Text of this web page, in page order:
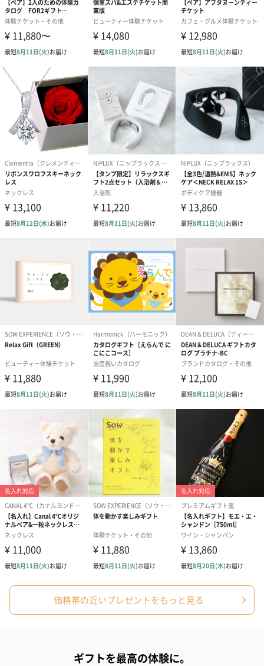
価格帯の近いプレゼントをもっと見る
ギフトを最高の体験に。